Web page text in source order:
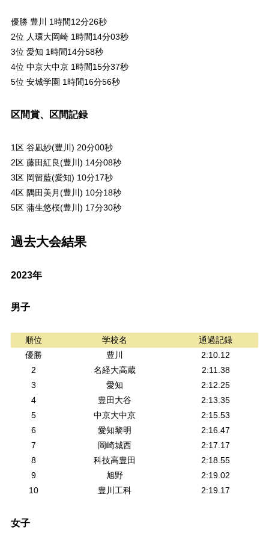
優勝 豊川 1時間12分26秒
2位 人環大岡崎 1時間14分03秒
3位 愛知 1時間14分58秒
4位 中京大中京 1時間15分37秒
5位 安城学園 1時間16分56秒
区間賞、区間記録
1区 谷凪紗(豊川) 20分00秒
2区 藤田紅良(豊川) 14分08秒
3区 岡留藍(愛知) 10分17秒
4区 隅田美月(豊川) 10分18秒
5区 蒲生悠桜(豊川) 17分30秒
過去大会結果
2023年
男子
順位 学校名
通過記録
優勝
豊川
2:10.12
2
名経大高蔵
2:11.38
3
愛知
2:12.25
4
豊田大谷
2:13.35
5
中京大中京
2:15.53
6
愛知黎明
2:16.47
7
岡崎城西
2:17.17
8
科技高豊田
2:18.55
9
旭野
2:19.02
10
豊川工科 2:19.17
女子